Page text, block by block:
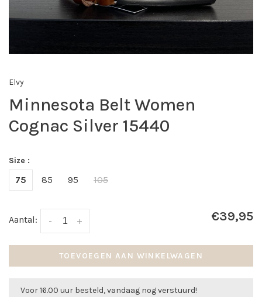
Elvy
Minnesota Belt Women
Cognac Silver 15440
Size :
75 85 95 105
Aantal: +
- €39,95
TOEVOEGEN AAN WINKELWAGEN
Voor 16.00 uur besteld, vandaag nog verstuurd!